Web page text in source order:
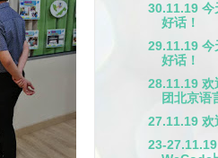
30.11.19 今
好话！
29.11.19 今
好话！
28.11.19 欢
团北京语
27.11.19 欢
23-